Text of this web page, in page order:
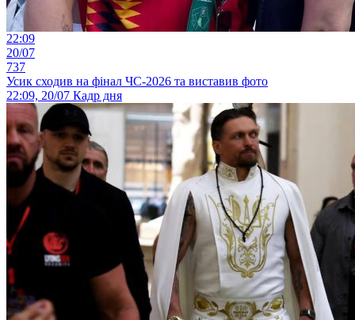
22:09
20/07
737
Усик сходив на фінал ЧС-2026 та виставив фото
22:09, 20/07 Кадр дня